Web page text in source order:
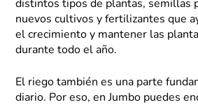
distintos tipos de plantas, semillas
nuevos cultivos y fertilizantes que
el crecimiento y mantener las
durante todo el año.
El riego también es una parte
diario. Por eso, en Jumbo puedes